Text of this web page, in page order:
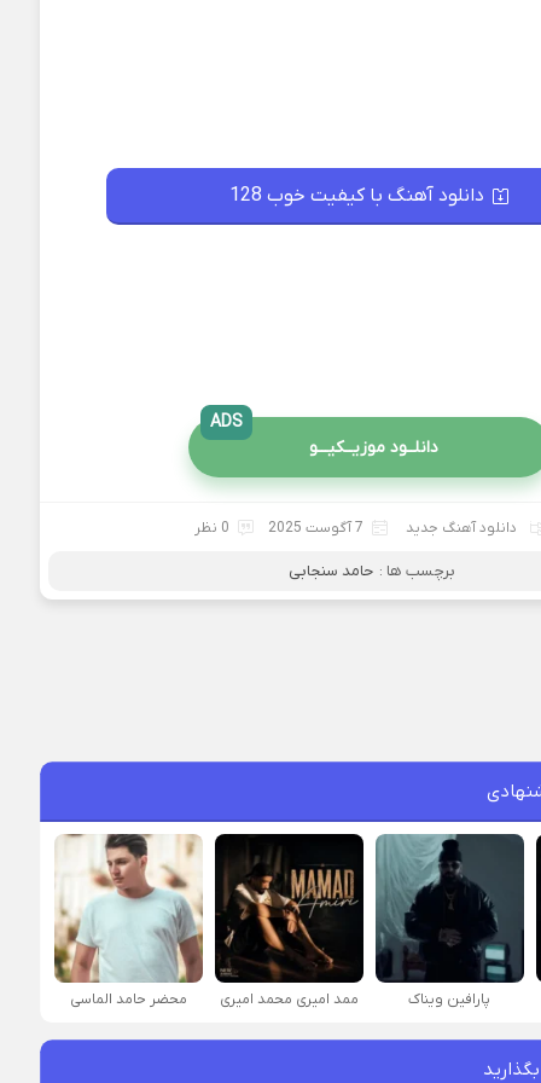
دانلود آهنگ با کیفیت خوب 128
دانلــود موزیــکیـــو
ADS
دانلود آهنگ جدید 7 آگوست 2025 0 نظر
برچسب ها : حامد سنجابی
پارافين ویناک ممد امیری محمد امیری محضر حامد الماسی